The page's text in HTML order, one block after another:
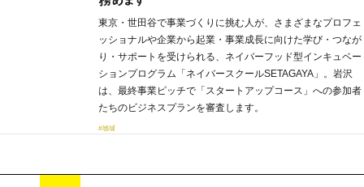
東京・世田谷で事業づくりに挑む人が、さまざまなプロフェ
ッショナルや企業から起業・事業成長に向けた学び・つなが
り・サポートを受けられる、ネイバーフッド型インキュベー
ションプログラム「ネイバースクールSETAGAYA」。岩沢
は、最終事業ピッチで「スタートアップコース」への参加者
たちのビジネスプランを審査します。
#地域